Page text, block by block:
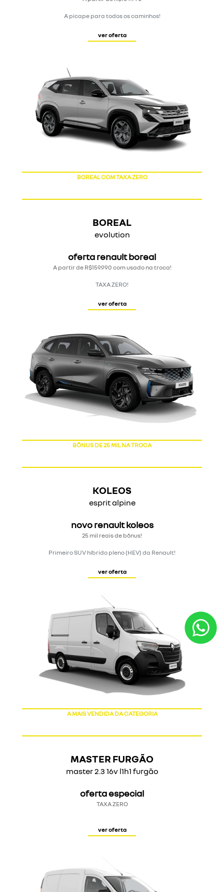
A picape para todos os caminhos!
ver oferta
BOREAL
evolution
SUPER VALORIZAÇÃO DO SEU USADO
oferta renault boreal
A partir de R$159.990 com usado na troca!
TAXA ZERO!
ver oferta
KOLEOS
esprit alpine
CONHEÇA NA SANTA EMÍLIA
novo renault koleos
25 mil reais de bônus!
Primeiro SUV híbrido pleno (HEV) da Renault!
ver oferta
MASTER FURGÃO
master 2.3 16v l1h1 furgão
A MAIS VENDIDA DA CATEGORIA
oferta especial
TAXA ZERO
ver oferta